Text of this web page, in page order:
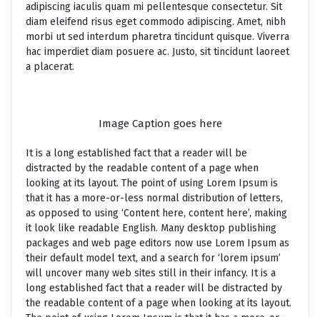
adipiscing iaculis quam mi pellentesque consectetur. Sit
diam eleifend risus eget commodo adipiscing. Amet, nibh
morbi ut sed interdum pharetra tincidunt quisque. Viverra
hac imperdiet diam posuere ac. Justo, sit tincidunt laoreet
a placerat.
Image Caption goes here
It is a long established fact that a reader will be
distracted by the readable content of a page when
looking at its layout. The point of using Lorem Ipsum is
that it has a more-or-less normal distribution of letters,
as opposed to using ‘Content here, content here’, making
it look like readable English. Many desktop publishing
packages and web page editors now use Lorem Ipsum as
their default model text, and a search for ‘lorem ipsum’
will uncover many web sites still in their infancy. It is a
long established fact that a reader will be distracted by
the readable content of a page when looking at its layout.